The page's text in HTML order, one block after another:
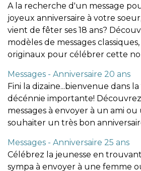
A la recherche d'un message
joyeux anniversaire à votre
vient de fêter ses 18 ans?
modèles de messages
originaux pour célébrer cette
Messages - Anniversaire 20 ans
Fini la dizaine...bienvenue dans
décénnie importante!
messages à envoyer à un ami
souhaiter un très bon
Messages - Anniversaire 25 ans
Célébrez la jeunesse en
sympa à envoyer à une femme